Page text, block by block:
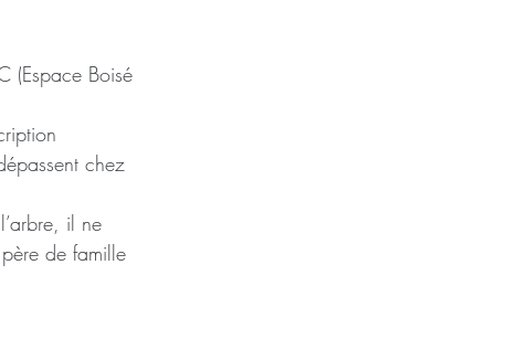
(Espace Boisé
chez
il ne
de famille